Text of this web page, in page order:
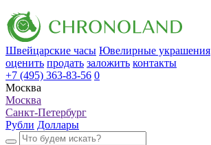
Швейцарские часы Ювелирные украшения
оценить продать заложить контакты
+7 (495) 363-83-56 0
Москва
Москва
Санкт-Петербург
Рубли Доллары